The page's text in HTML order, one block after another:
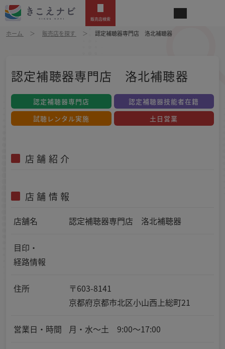
販売店検索
ホーム 販売店を探す 認定補聴器専門店 洛北補聴器
認定補聴器専門店 洛北補聴器
認定補聴器専門店
認定補聴器技能者在籍
試聴レンタル実施
土日営業
店舗紹介
店舗情報
店舗名 認定補聴器専門店 洛北補聴器
目印・
経路情報
住所
〒603-8141
京都府京都市北区小山西上総町21
営業日・時間 月・水～土 9:00～17:00